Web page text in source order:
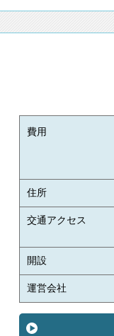
費用
住所
交通アクセス
開設
運営会社